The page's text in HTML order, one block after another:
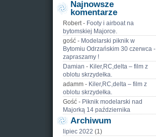
Najnowsze
komentarze
Robert- Footy i airboat na
bytomskiej Majorce.
gość - Modelarski piknik w
Bytomiu Odrzańskim 30 czerwca -
zapraszamy !
Damian - Kiler,RC,delta – film z
oblotu skrzydełka.
adamm - Kiler,RC,delta – film z
oblotu skrzydełka.
Gość - Piknik modelarski nad
Majorką 14 października
Archiwum
lipiec 2022 (1)